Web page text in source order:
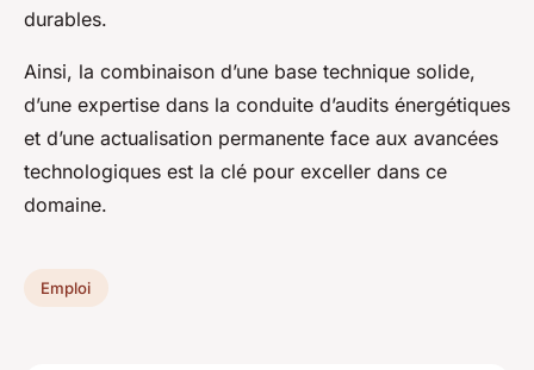
durables.
Ainsi, la combinaison d’une base technique solide,
d’une expertise dans la conduite d’audits énergétiques
et d’une actualisation permanente face aux avancées
technologiques est la clé pour exceller dans ce
domaine.
Emploi